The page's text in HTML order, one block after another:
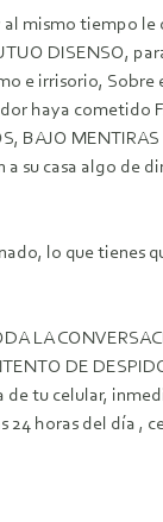
mismo tiempo
DISENSO,
e irrisorio, Sobre
haya cometido
BAJO
su casa algo de
lo que tienes
LA
DE
tu celular,
horas del día ,